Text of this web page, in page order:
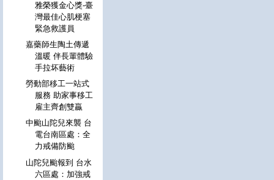
雅榮獲金心獎-臺
灣最佳心肌梗塞
緊急救護員
嘉藥師生陶土傳遞
溫暖 伴長輩體驗
手拉坏藝術
勞動部移工一站式
服務 助家事移工
雇主齊創雙贏
中颱山陀兒來襲 台
電台南區處：全
力戒備防颱
山陀兒颱報到 台水
六區處：加強戒